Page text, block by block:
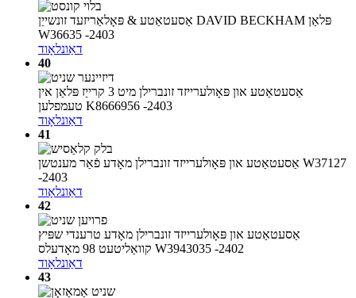
אַסעטאַטע & פּאָלאַריזעד זונשייַן DAVID BECKHAM פּלאַן
W36635 -2403
דאַונלאָוד
40
אַסעטאַטע און פּאָולערייזד זונברילן מיט 3 קרייַז פּלאַן אין
טעמפלען K8666956 -2403
דאַונלאָוד
41
אַסעטאַטע און פּאָולערייזד זונברילן מאָדע פֿאַר מענטשן W37127
-2403
דאַונלאָוד
42
אַסעטאַטע און פּאָולערייזד זונברילן מאָדע טרענדי שפּיץ
קוואַליטעט 98 מאָדעלס W3943035 -2402
דאַונלאָוד
43